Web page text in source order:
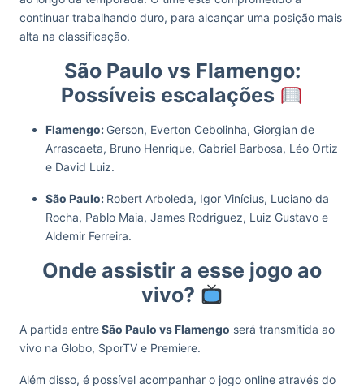
continuar trabalhando duro, para alcançar uma posição mais
alta na classificação.
São Paulo vs Flamengo:
Possíveis escalações
Flamengo: Gerson, Everton Cebolinha, Giorgian de
Arrascaeta, Bruno Henrique, Gabriel Barbosa, Léo Ortiz
e David Luiz.
São Paulo: Robert Arboleda, Igor Vinícius, Luciano da
Rocha, Pablo Maia, James Rodriguez, Luiz Gustavo e
Aldemir Ferreira.
Onde assistir a esse jogo ao
vivo?
A partida entreSão Paulo vs Flamengo será transmitida ao
vivo na Globo, SporTV e Premiere.
Além disso, é possível acompanhar o jogo online através do